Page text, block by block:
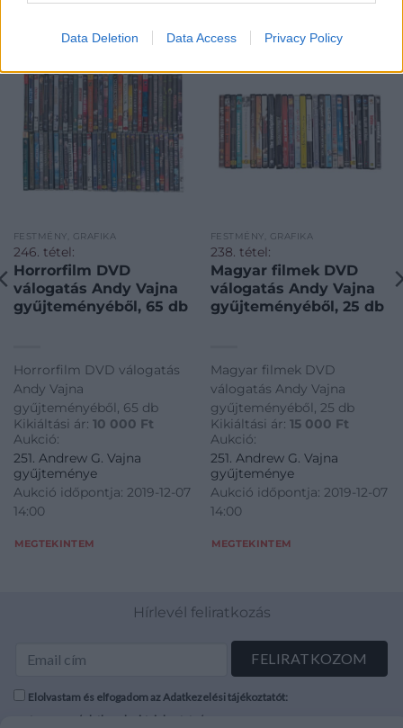
Data Deletion Data Access Privacy Policy
FESTMÉNY, GRAFIKA
246. tétel:
Horrorfilm DVD
válogatás Andy Vajna
gyűjteményéből, 65 db
Horrorfilm DVD válogatás
Andy Vajna
gyűjteményéből, 65 db
Kikiáltási ár: 10 000 Ft
Aukció:
251. Andrew G. Vajna
gyűjteménye
Aukció időpontja: 2019-12-07
14:00
MEGTEKINTEM
FESTMÉNY, GRAFIKA
238. tétel:
Magyar filmek DVD
válogatás Andy Vajna
gyűjteményéből, 25 db
Magyar filmek DVD
válogatás Andy Vajna
gyűjteményéből, 25 db
Kikiáltási ár: 15 000 Ft
Aukció:
251. Andrew G. Vajna
gyűjteménye
Aukció időpontja: 2019-12-07
14:00
MEGTEKINTEM
Hírlevél feliratkozás
Elolvastam és elfogadom az Adatkezelési tájékoztatót:
mutargy.com/adatkezelesi-tajekoztato/